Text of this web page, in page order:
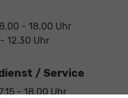
- 18.00 Uhr
12.30 Uhr
/ Service
- 18.00 Uhr